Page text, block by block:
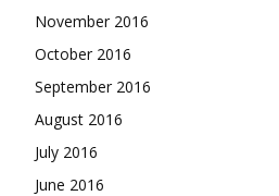
November 2016
October 2016
September 2016
August 2016
July 2016
June 2016